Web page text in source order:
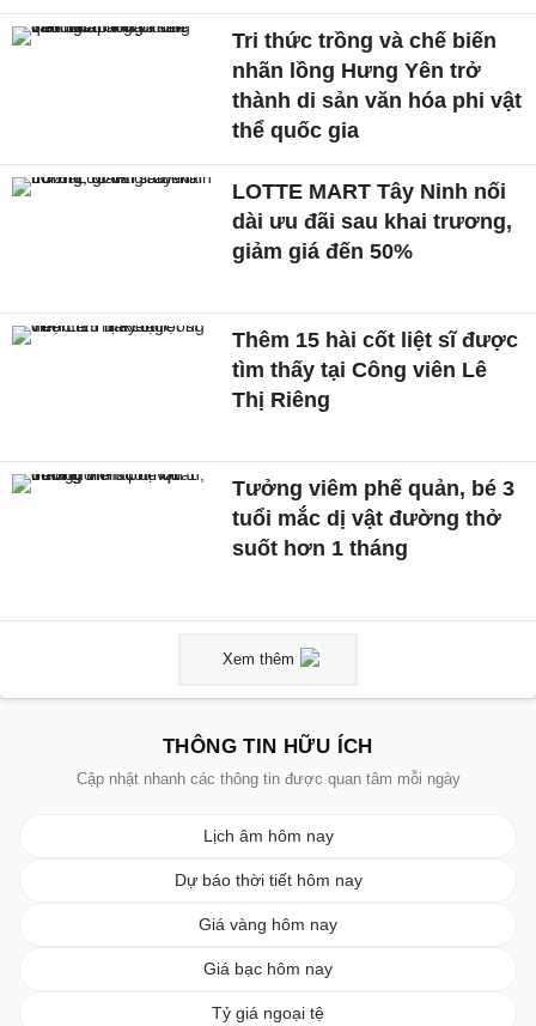
Tri thức trồng và chế biến
nhãn lồng Hưng Yên trở
thành di sản văn hóa phi vật
thể quốc gia
LOTTE MART Tây Ninh nối
dài ưu đãi sau khai trương,
giảm giá đến 50%
Thêm 15 hài cốt liệt sĩ được
tìm thấy tại Công viên Lê
Thị Riêng
Tưởng viêm phế quản, bé 3
tuổi mắc dị vật đường thở
suốt hơn 1 tháng
Xem thêm
THÔNG TIN HỮU ÍCH
Cập nhật nhanh các thông tin được quan tâm mỗi ngày
Lịch âm hôm nay
Dự báo thời tiết hôm nay
Giá vàng hôm nay
Giá bạc hôm nay
Tỷ giá ngoại tệ